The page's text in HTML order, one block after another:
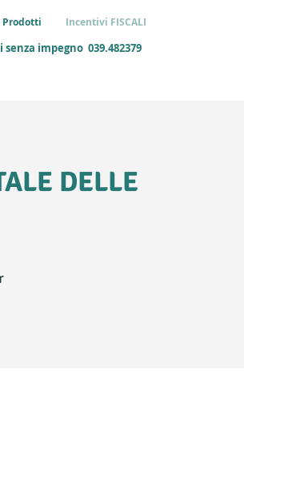
Prodotti Incentivi FISCALI
senza impegno 039.482379
DELLE